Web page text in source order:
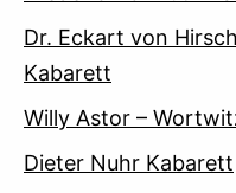
Dr. Eckart von
Kabarett
Willy Astor –
Dieter Nuhr Kabarett